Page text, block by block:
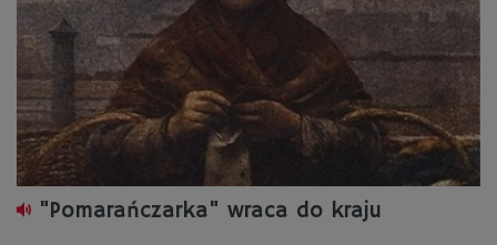
"Pomarańczarka" wraca do kraju